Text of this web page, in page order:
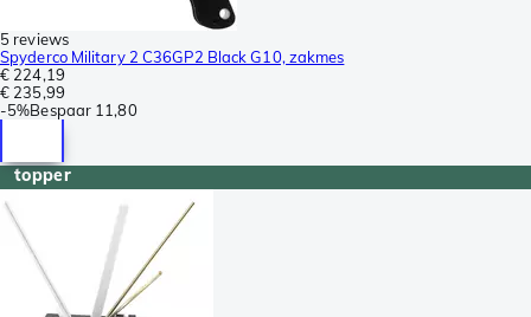
5 reviews
Spyderco Military 2 C36GP2 Black G10, zakmes
€ 224,19
€ 235,99
-5%Bespaar 11,80
topper